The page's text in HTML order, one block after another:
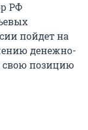
РФ
пойдет на
денежно-
свою позицию